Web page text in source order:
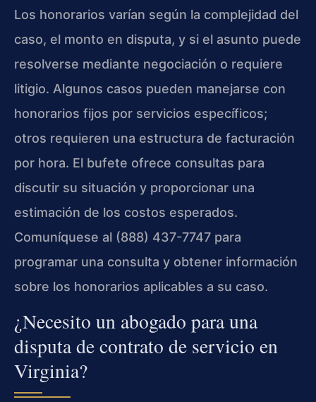
Los honorarios varían según la complejidad del
caso, el monto en disputa, y si el asunto puede
resolverse mediante negociación o requiere
litigio. Algunos casos pueden manejarse con
honorarios fijos por servicios específicos;
otros requieren una estructura de facturación
por hora. El bufete ofrece consultas para
discutir su situación y proporcionar una
estimación de los costos esperados.
Comuníquese al (888) 437-7747 para
programar una consulta y obtener información
sobre los honorarios aplicables a su caso.
¿Necesito un abogado para una
disputa de contrato de servicio en
Virginia?